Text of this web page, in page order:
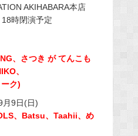
AKIHABARA本店
時閉演予定
、さつき が てんこも
、
ク)
9日(日)
、 Batsu、 Taahii、め